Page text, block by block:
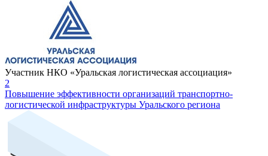
Участник НКО «Уральская логистическая ассоциация»
2
Повышение эффективности организаций транспортно-
логистической инфраструктуры Уральского региона